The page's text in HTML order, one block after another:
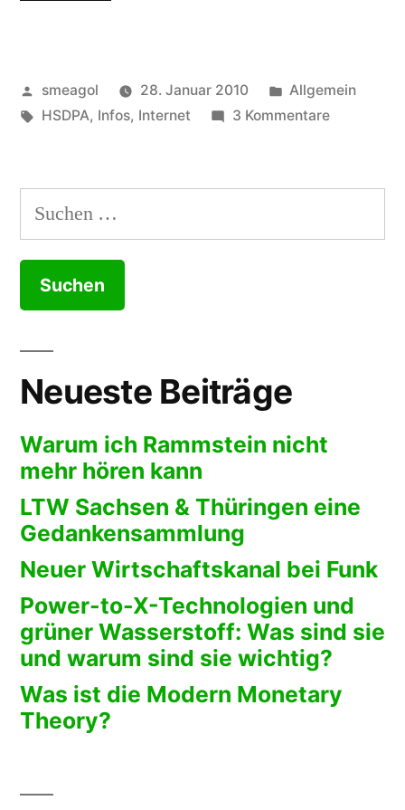
Stick’s,
Tarife
Netze
–
ein
kleiner
Veröffentlicht
von
smeagol 28. Januar 2010
Veröffentlicht
unter
Allgemein
Schlagwörter:
HSDPA, Infos, Internet 3 Kommentarezu
USB-
Tarife
Suchen
nach:
Neueste Beiträge
Warum ich Rammstein nicht
mehr hören kann
LTW Sachsen & Thüringen eine
Gedankensammlung
Neuer Wirtschaftskanal bei Funk
Power-to-X-Technologien und
grüner Wasserstoff: Was sind sie
und warum sind sie wichtig?
Was ist die Modern Monetary
Theory?